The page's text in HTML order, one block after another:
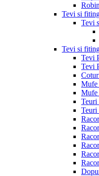
Tevi si
Tevi
Tevi si
Tevi
Tevi
Mufe
Mufe
Teuri
Teuri